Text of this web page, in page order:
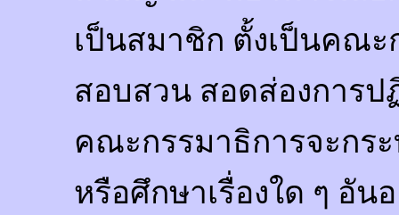
เป็นสมาชิก ตั้งเป็นคณ
สอบสวน สอดส่องการป
คณะกรรมาธิการจะกร
หรือศึกษาเรื่องใด ๆ อั